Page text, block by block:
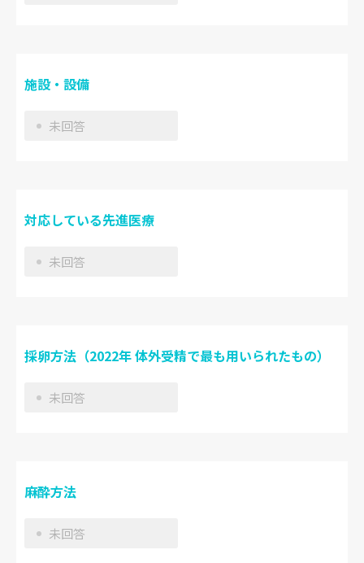
施設・設備
未回答
対応している先進医療
未回答
採卵方法（2022年 体外受精で最も用いられたもの）
未回答
麻酔方法
未回答